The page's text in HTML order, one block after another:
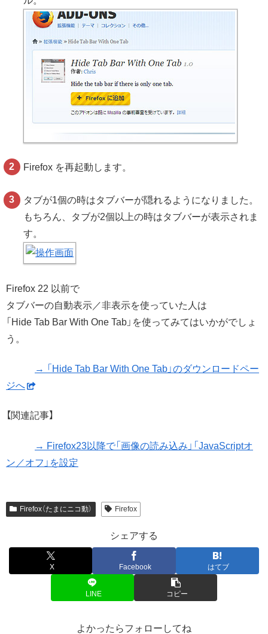
Firefox を再起動します。
タブが1個の時はタブバーが隠れるようになりました。
もちろん、タブが2個以上の時はタブバーが表示されま
す。
Firefox 22 以前で
タブバーの自動表示／非表示を使っていた人は
「Hide Tab Bar With One Tab」を使ってみてはいかがでしょ
う。
→ 「Hide Tab Bar With One Tab」のダウンロードペー
ジへ
【関連記事】
→ Firefox23以降で「画像の読み込み」「JavaScriptオ
ン／オフ」を設定
Firefox（たまにニコ動） Firefox
シェアする
X Facebook はてブ
LINE コピー
よかったらフォローしてね